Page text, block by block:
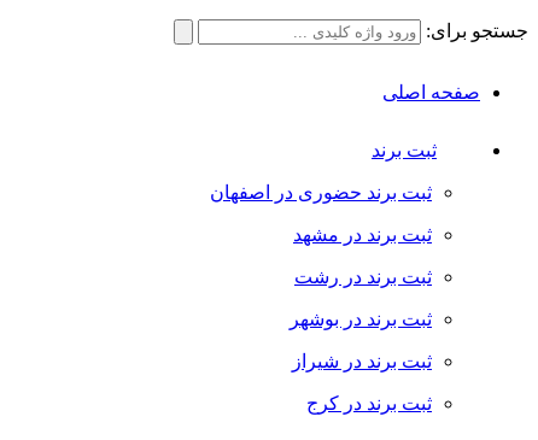
جستجو برای:
صفحه اصلی
ثبت برند
ثبت برند حضوری در اصفهان
ثبت برند در مشهد
ثبت برند در رشت
ثبت برند در بوشهر
ثبت برند در شیراز
ثبت برند در کرج